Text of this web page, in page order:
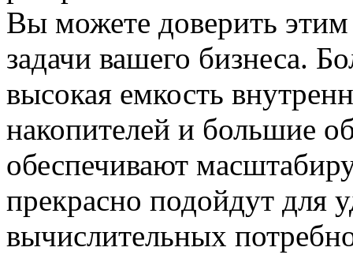
Вы можете доверить
задачи вашего бизнеса.
высокая емкость
накопителей и большие
обеспечивают
прекрасно подойдут для
вычислительных